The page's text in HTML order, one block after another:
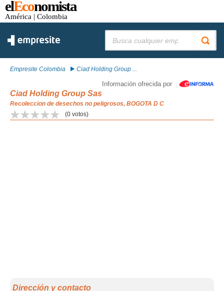
elEconomista
América | Colombia
Empresite Colombia Ciad Holding Group ...
Información ofrecida por
Ciad Holding Group Sas
Recoleccion de desechos no peligrosos, BOGOTA D C
(0 votos)
Dirección y contacto